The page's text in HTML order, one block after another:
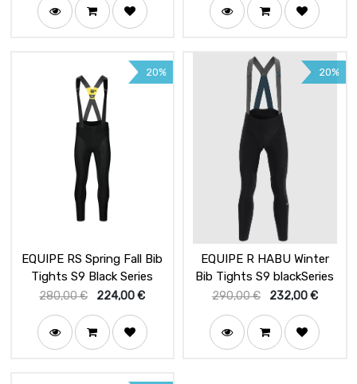
20%
EQUIPE RS Spring Fall Bib
Tights S9 Black Series
280,00€ 224,00€
20%
EQUIPE R HABU Winter
Bib Tights S9 blackSeries
290,00€ 232,00€